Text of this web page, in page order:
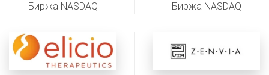
Биржа NASDAQ
Биржа NASDAQ